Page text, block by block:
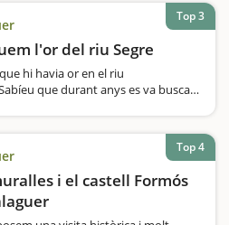
de Sant Llorenç de Montgai; un
que es pot fer més o menys llarg en
l'energia…
l'or del riu Segre
hi havia or en el riu
que durant anys es va buscar
explicaran al Centre
Top 3
i el castell Formós
Top 4